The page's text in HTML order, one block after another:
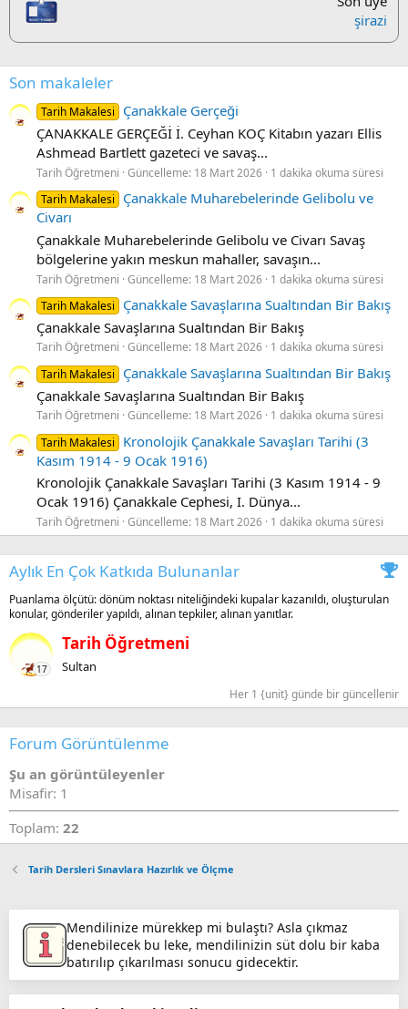
şirazi
Son makaleler
Tarih Makalesi
Çanakkale Gerçeği
ÇANAKKALE GERÇEĞİ İ. Ceyhan KOÇ Kitabın yazarı Ellis
Ashmead Bartlett gazeteci ve savaş...
Tarih Öğretmeni Güncelleme: 18 Mart 2026 1 dakika okuma süresi
Tarih Makalesi
Çanakkale Muharebelerinde Gelibolu ve
Civarı
Çanakkale Muharebelerinde Gelibolu ve Civarı Savaş
bölgelerine yakın meskun mahaller, savaşın...
Tarih Öğretmeni Güncelleme: 18 Mart 2026 1 dakika okuma süresi
Tarih Makalesi
Çanakkale Savaşlarına Sualtından Bir Bakış
Çanakkale Savaşlarına Sualtından Bir Bakış
Tarih Öğretmeni Güncelleme: 18 Mart 2026 1 dakika okuma süresi
Tarih Makalesi
Çanakkale Savaşlarına Sualtından Bir Bakış
Çanakkale Savaşlarına Sualtından Bir Bakış
Tarih Öğretmeni Güncelleme: 18 Mart 2026 1 dakika okuma süresi
Tarih Makalesi
Kronolojik Çanakkale Savaşları Tarihi (3
Kasım 1914 - 9 Ocak 1916)
Kronolojik Çanakkale Savaşları Tarihi (3 Kasım 1914 - 9
Ocak 1916) Çanakkale Cephesi, I. Dünya...
Tarih Öğretmeni Güncelleme: 18 Mart 2026 1 dakika okuma süresi
Aylık En Çok Katkıda Bulunanlar
Puanlama ölçütü: dönüm noktası niteliğindeki kupalar kazanıldı, oluşturulan
konular, gönderiler yapıldı, alınan tepkiler, alınan yanıtlar.
17
Tarih Öğretmeni
Sultan
Her 1 {unit} günde bir güncellenir
Forum Görüntülenme
Şu an görüntüleyenler
Misafir: 1
Toplam: 22
Tarih Dersleri Sınavlara Hazırlık ve Ölçme
Mendilinize mürekkep mi bulaştı? Asla çıkmaz
denebilecek bu leke, mendilinizin süt dolu bir kaba
batırılıp çıkarılması sonucu gidecektir.